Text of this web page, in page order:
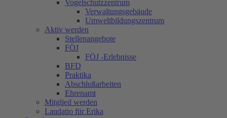
Vogelschutzzentrum
Verwaltungsgebäude
Umweltbildungszentrum
Aktiv werden
Stellenangebote
FÖJ
FÖJ -Erlebnisse
BFD
Praktika
Abschlußarbeiten
Ehrenamt
Mitglied werden
Laudatio für Erika